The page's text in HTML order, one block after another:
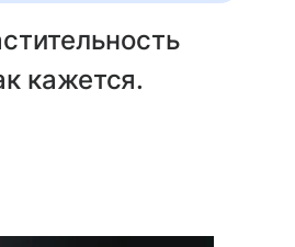
кажется.